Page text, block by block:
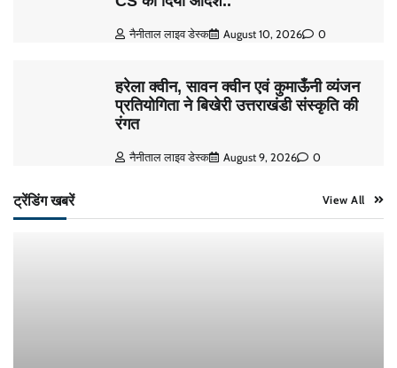
नैनीताल लाइव डेस्क August 10, 2026 0
हरेला क्वीन, सावन क्वीन एवं कुमाऊँनी व्यंजन
प्रतियोगिता ने बिखेरी उत्तराखंडी संस्कृति की
रंगत
नैनीताल लाइव डेस्क August 9, 2026 0
ट्रेंडिंग खबरें View All